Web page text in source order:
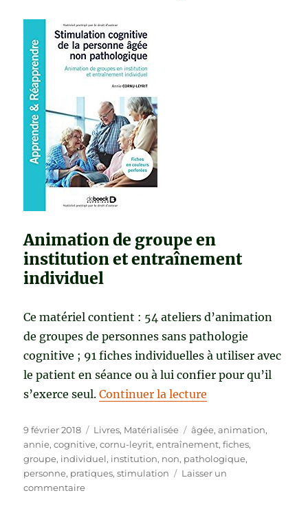
Animation de groupe en
institution et entraînement
individuel
Ce matériel contient : 54 ateliers d’animation
de groupes de personnes sans pathologie
cognitive ; 91 fiches individuelles à utiliser avec
le patient en séance ou à lui confier pour qu’il
s’exerce seul.Continuer la lecture
Publié
le
9 février 2018 Catégories
Livres, Matérialisée Étiquettes
âgée,animation,
annie,cognitive,cornu-leyrit,entraînement,fiches,
groupe, individuel, institution, non, pathologique,
personne, pratiques,stimulation
Laisser un
commentairesur